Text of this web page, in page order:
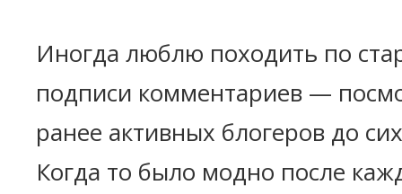
Иногда люблю походить по
подписи комментариев —
ранее активных блогеров до
Когда то было модно после